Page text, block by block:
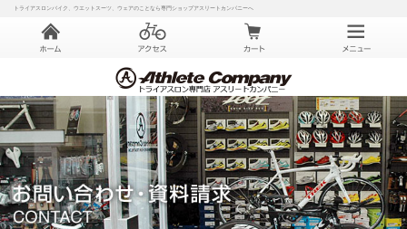
トライアスロンバイク、ウエットスーツ、ウェアのことなら専門ショップアスリートカンパニーへ